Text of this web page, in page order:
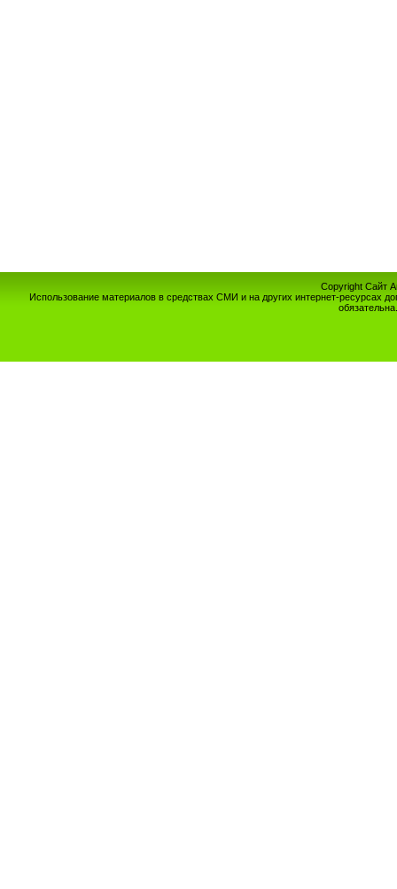
Copyright Сайт
Использование материалов в средствах СМИ и на других интернет-ресурсах
обязательна.